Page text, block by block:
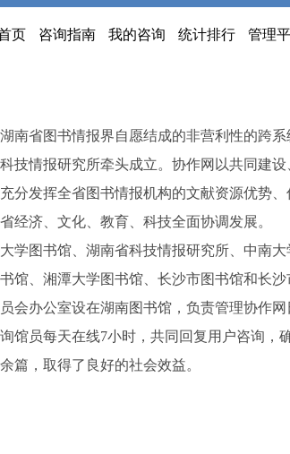
页 咨询指南 我的咨询 统计排行 管理
南省图书情报界自愿结成的非营利性的跨系
技情报研究所牵头成立。协作网以共同建
分发挥全省图书情报机构的文献资源优势
经济、文化、教育、科技全面协调发展。
学图书馆、湖南省科技情报研究所、中南
馆、湘潭大学图书馆、长沙市图书馆和长
会办公室设在湖南图书馆，负责管理协作网
馆员每天在线7小时，共同回复用户咨询，
篇，取得了良好的社会效益。